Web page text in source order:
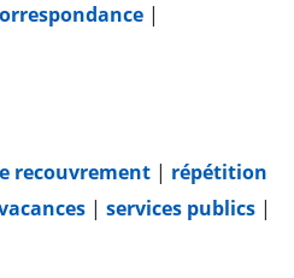
|
recouvrement | répétition
| services publics |